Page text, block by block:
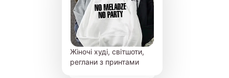
Жіночі худі, світшоти,
реглани з принтами